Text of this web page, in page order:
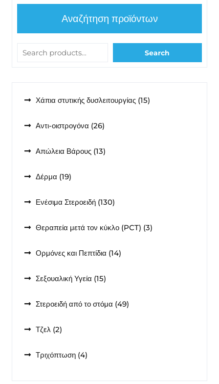
Αναζήτηση προϊόντων
Search
Χάπια στυτικής δυσλειτουργίας 1515
Αντι-οιστρογόνα 2626
Απώλεια Βάρους 1313
Δέρμα 1919
Ενέσιμα Στεροειδή 130130
Θεραπεία μετά τον κύκλο (PCT) 33
Ορμόνες και Πεπτίδια 1414
Σεξουαλική Υγεία 1515
Στεροειδή από το στόμα 4949
Τζελ 22
Τριχόπτωση 44